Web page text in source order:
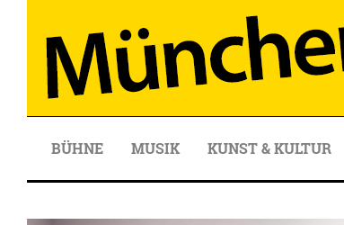
BÜHNE MUSIK KUNST & KULTUR